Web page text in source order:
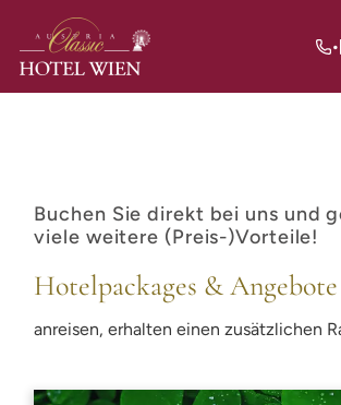
•
Buchen Sie direkt bei uns und
viele weitere (Preis-)Vorteile!
Hotelpackages & Angebote
Im Austria Classic Hotel Wien verbringen Sie Ihren Aufenthalt in einem historischen Traditionshotel - nur ca. 20 Gehminuten von der Wiener Innenstadt entfernt. Unsere Gäste schlafen herrlich, in ruhigen Zimmern mit moderner Ausstattung und sehr hohem Service-Niveau. Ihnen stehen eigene, vergünstigte Parkplätze und eine E-Tankstelle von Tesla für Ihr Elektrofahrzeug, eine Sauna sowie ein Fitnessraum zur Verfügung. Gäste, die mit